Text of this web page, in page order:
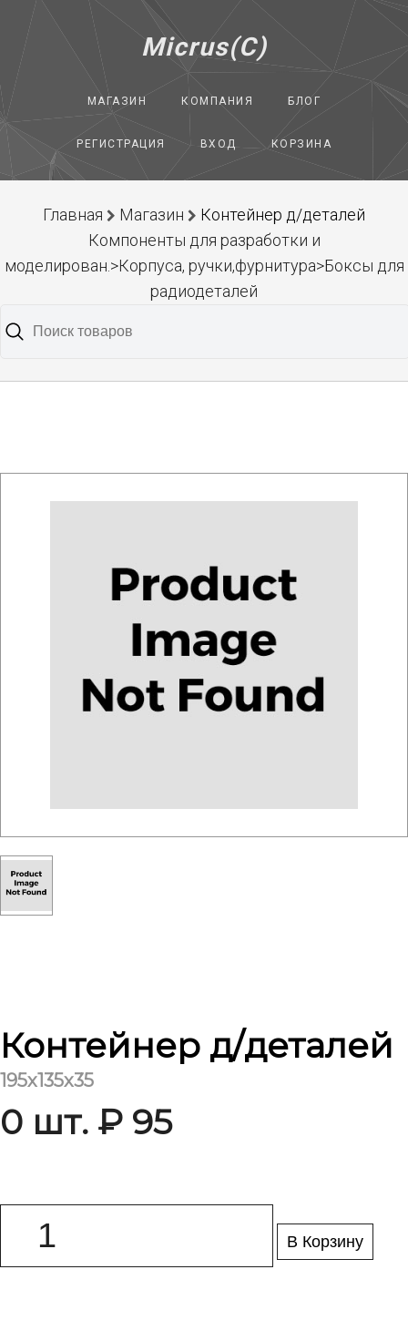
Micrus(C)
МАГАЗИН КОМПАНИЯ БЛОГ
РЕГИСТРАЦИЯ ВХОД КОРЗИНА
Главная Магазин
Контейнер д/деталей
Компоненты для разработки и
моделирован.>Корпуса, ручки,фурнитура>Боксы для
радиодеталей
Контейнер д/деталей
195х135х35
0 шт. ₽ 95
В Корзину